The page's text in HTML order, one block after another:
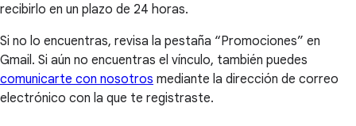
recibirlo en un plazo de 24 horas.
Si no lo encuentras, revisa la pestaña “Promociones” en
Gmail. Si aún no encuentras el vínculo, también puedes
comunicarte con nosotros mediante la dirección de correo
electrónico con la que te registraste.